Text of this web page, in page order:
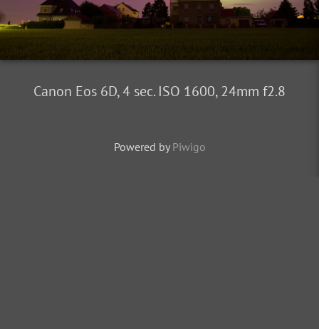
Canon Eos 6D, 4 sec. ISO 1600, 24mm f2.8
Powered by Piwigo